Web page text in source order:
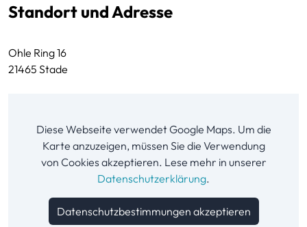
Standort und Adresse
Ohle Ring 16
21465 Stade
Diese Webseite verwendet Google Maps. Um die
Karte anzuzeigen, müssen Sie die Verwendung
von Cookies akzeptieren. Lese mehr in unserer
Datenschutzerklärung.
Datenschutzbestimmungen akzeptieren